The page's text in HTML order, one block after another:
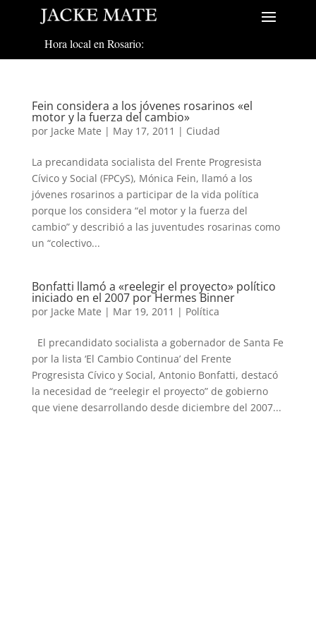
Hora local en Rosario:
Fein considera a los jóvenes rosarinos «el
motor y la fuerza del cambio»
por Jacke Mate | May 17, 2011 | Ciudad
La precandidata socialista del Frente Progresista
Cívico y Social (FPCyS), Mónica Fein, llamó a los
jóvenes rosarinos a participar de la vida política
porque los considera “el motor y la fuerza del
cambio” y describió a las juventudes rosarinas como
un “colectivo...
Bonfatti llamó a «reelegir el proyecto» político
iniciado en el 2007 por Hermes Binner
por Jacke Mate | Mar 19, 2011 | Política
El precandidato socialista a gobernador de Santa Fe
por la lista ‘El Cambio Continua’ del Frente
Progresista Cívico y Social, Antonio Bonfatti, destacó
la necesidad de “reelegir el proyecto” de gobierno
que viene desarrollando desde diciembre del 2007...